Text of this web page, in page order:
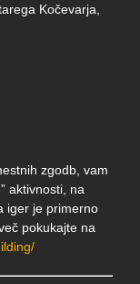
Kočevarja,
zgodb, vam
aktivnosti, na
iger je primerno
pokukajte na